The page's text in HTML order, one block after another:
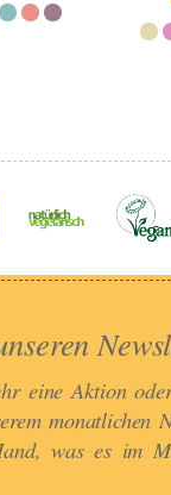
eine Aktion
monatlichen
was es im